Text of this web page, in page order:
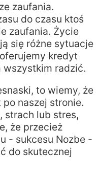
zaufania.
do czasu ktoś
zaufania. Życie
się różne sytuacje
kredyt
wszystkim radzić.
to wiemy, że
naszej stronie.
strach lub stres,
że przecież
- sukcesu Nozbe -
do skutecznej